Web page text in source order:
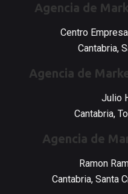
Agencia de
Centro
Cantabria,
Agencia de
Julio
Cantabria,
Agencia de
Ramon
Cantabria, Santa